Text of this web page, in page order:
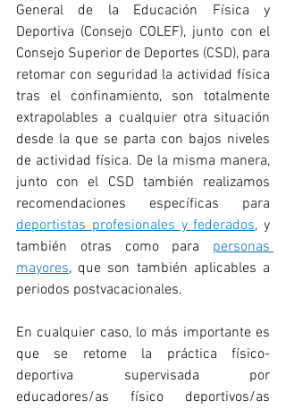
General de la Educación Física y
Deportiva (Consejo COLEF), junto con el
Consejo Superior de Deportes (CSD), para
retomar con seguridad la actividad física
tras el confinamiento, son totalmente
extrapolables a cualquier otra situación
desde la que se parta con bajos niveles
de actividad física. De la misma manera,
junto con el CSD también realizamos
deportistas profesionales y federados, y
también otras como para personas
mayores, que son también aplicables a
periodos postvacacionales.
En cualquier caso, lo más importante es
que se retome la práctica físico-
deportiva supervisada por
educadores/as físico deportivos/as